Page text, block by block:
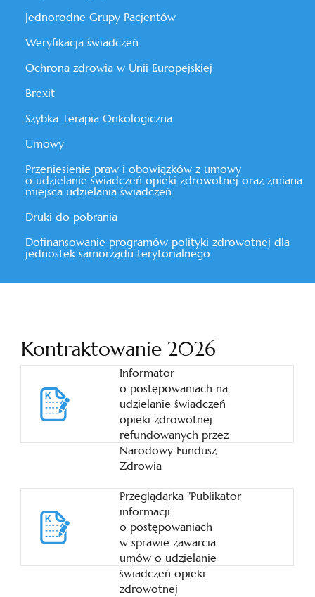
Jednorodne Grupy Pacjentów
Weryfikacja świadczeń
Ochrona zdrowia w Unii Europejskiej
Brexit
Szybka Terapia Onkologiczna
Umowy
Przeniesienie praw i obowiązków z umowy
o udzielanie świadczeń opieki zdrowotnej oraz zmiana
miejsca udzielania świadczeń
Druki do pobrania
Dofinansowanie programów polityki zdrowotnej dla
jednostek samorządu terytorialnego
Kontraktowanie 2026
Informator
o postępowaniach na
udzielanie świadczeń
opieki zdrowotnej
refundowanych przez
Narodowy Fundusz
Zdrowia
Przeglądarka "Publikator
informacji
o postępowaniach
w sprawie zawarcia
umów o udzielanie
świadczeń opieki
zdrowotnej